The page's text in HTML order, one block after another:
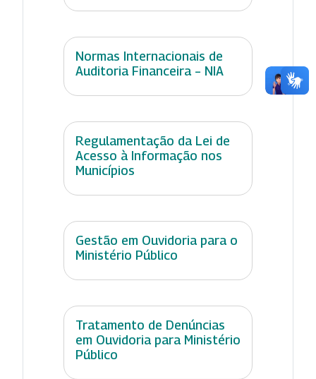
Normas Internacionais de
Auditoria Financeira – NIA
Regulamentação da Lei de
Acesso à Informação nos
Municípios
Gestão em Ouvidoria para o
Ministério Público
Tratamento de Denúncias
em Ouvidoria para Ministério
Público